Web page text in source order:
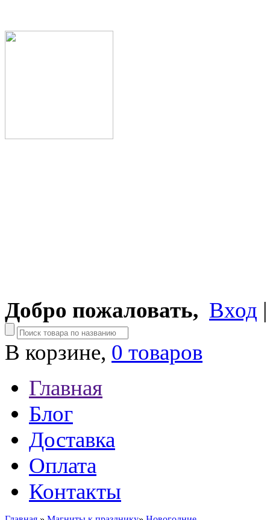
Добро пожаловать, Вход
В корзине, 0 товаров
Главная
Блог
Доставка
Оплата
Контакты